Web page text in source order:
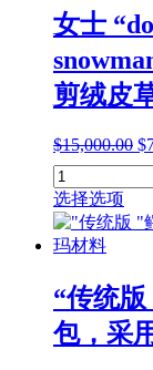
耀
™"合
成
星
尘
球
项
链
修
订
1.2
数
量
女士
剪绒皮
$15,000.00 原
价
$
女
士
"do
you
wanna
a
snowman™
想
选择选项
“传统
包，采